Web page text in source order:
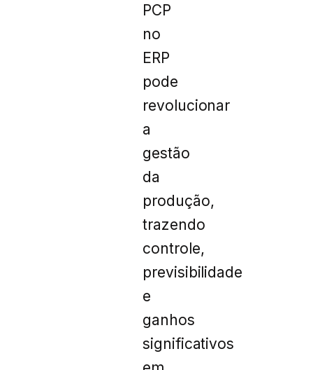
PCP
no
ERP
pode
revolucionar
a
gestão
da
produção,
trazendo
controle,
previsibilidade
e
ganhos
significativos